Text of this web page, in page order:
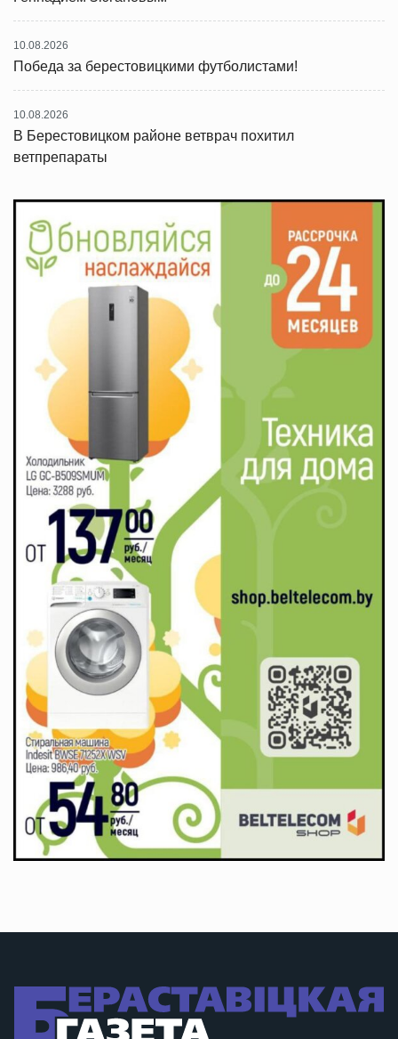
10.08.2026
Победа за берестовицкими футболистами!
10.08.2026
В Берестовицком районе ветврач похитил
ветпрепараты